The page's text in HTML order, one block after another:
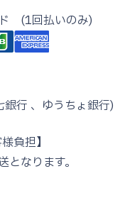
(1回払いのみ)
銀行 、ゆうちょ銀行)
負担】
となります。